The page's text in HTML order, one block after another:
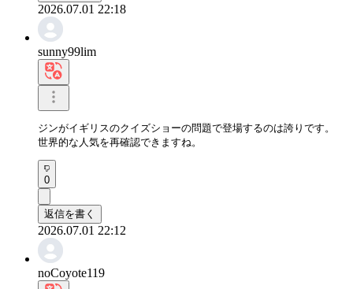
2026.07.01 22:18
sunny99lim
ジンがイギリスのクイズショーの問題で登場するのは誇りです。
世界的な人気を再確認できますね。
0
返信を書く
2026.07.01 22:12
noCoyote119